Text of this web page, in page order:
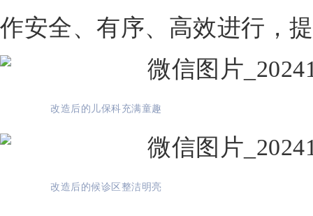
作安全、有序、高效进行，
改造后的儿保科充满童趣
改造后的候诊区整洁明亮